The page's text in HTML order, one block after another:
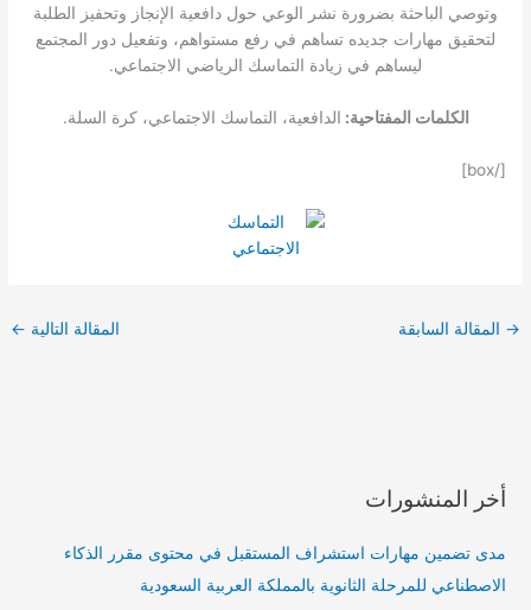
وتوصي الباحثة بضرورة نشر الوعي حول دافعية الإنجاز وتحفيز الطلبة
لتحقيق مهارات جديده تساهم في رفع مستواهم، وتفعيل دور المجتمع
ليساهم في زيادة التماسك الرياضي الاجتماعي.
الكلمات المفتاحية: الدافعية، التماسك الاجتماعي، كرة السلة.
[/box]
→ المقالة السابقة المقالة التالية ←
أخر المنشورات
مدى تضمين مهارات استشراف المستقبل في محتوى مقرر الذكاء
الاصطناعي للمرحلة الثانوية بالمملكة العربية السعودية